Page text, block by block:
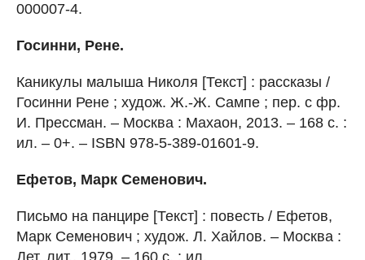
000007-4.
Госинни, Рене.
Каникулы малыша Николя [Текст] : рассказы /
Госинни Рене ; худож. Ж.-Ж. Сампе ; пер. с фр.
И. Прессман. – Москва : Махаон, 2013. – 168 с. :
ил. – 0+. – ISBN 978-5-389-01601-9.
Ефетов, Марк Семенович.
Письмо на панцире [Текст] : повесть / Ефетов,
Марк Семенович ; худож. Л. Хайлов. – Москва :
Дет. лит., 1979. – 160 с. : ил.